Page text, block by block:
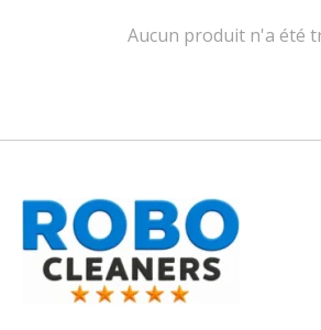
Aucun produit n'a été